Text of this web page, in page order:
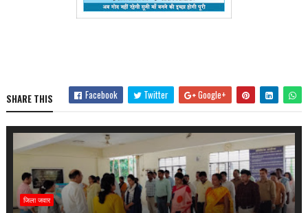
SHARE THIS Facebook Twitter Google+
जिला जवार